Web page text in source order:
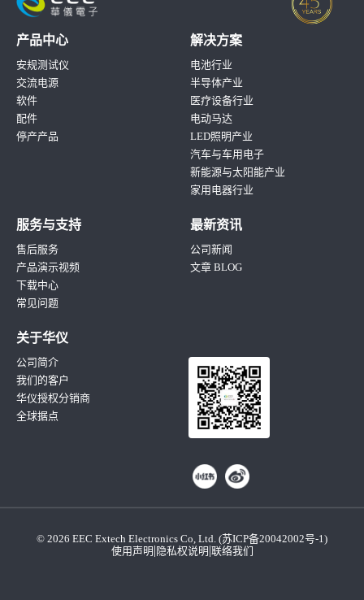
产品中心
安规测试仪
交流电源
软件
配件
停产产品
解决方案
电池行业
半导体产业
医疗设备行业
电动马达
LED照明产业
汽车与车用电子
新能源与太阳能产业
家用电器行业
服务与支持
售后服务
产品演示视频
下载中心
常见问题
最新资讯
公司新闻
文章 BLOG
关于华仪
公司简介
我们的客户
华仪授权分销商
全球据点
© 2026 EEC Extech Electronics Co, Ltd. (苏ICP备20042002号-1)
使用声明 | 隐私权说明 |联络我们